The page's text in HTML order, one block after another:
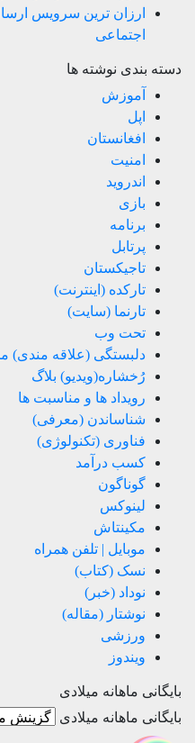
ارزان ترین سرویس
اجتماعی
دسته بندی نوشته ها
آموزش
اپل
افغانستان
امنیت
اندروید
بازی
برنامه
پرتابل
تاجیکستان
تارکده (اینترنت)
تارنما (سایت)
تحت وب
دلبستگی (علاقه مندی)
رُخشاره(ویدیو) بلاگ
رویداد ها و مناسبت ها
شناساندن (معرفی)
فناوری (تکنولوژی)
کسب درآمد
گوناگون
لینوکس
مکینتاش
موبایل | تلفن همراه
نسک (کتاب)
نوداد (خبر)
نوشتار (مقاله)
ورزشی
ویندوز
بایگانی ماهانه میلادی
بایگانی ماهانه میلادی